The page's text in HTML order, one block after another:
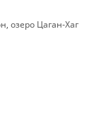
озеро Цаган-Хаг